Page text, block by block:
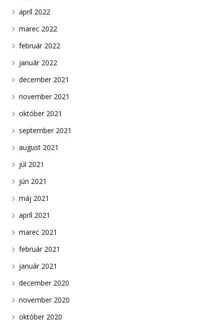
apríl 2022
marec 2022
február 2022
január 2022
december 2021
november 2021
október 2021
september 2021
august 2021
júl 2021
jún 2021
máj 2021
apríl 2021
marec 2021
február 2021
január 2021
december 2020
november 2020
október 2020